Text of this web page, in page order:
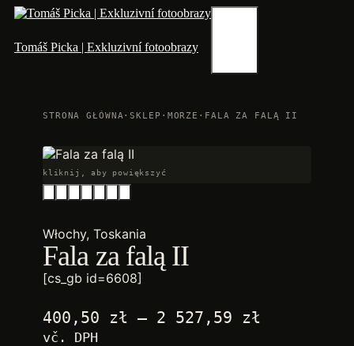
Przejdź
treści
Tomáš Picka | Exkluzivní fotoobrazy
STRONA GŁÓWNA·SKLEP · MORZE · FALA ZA FALĄ II
kliknij, aby powiększyć
Włochy, Toskania
Fala za falą II
[cs_gb id=6608]
400,50 zł – 2 527,59 zł
vč. DPH